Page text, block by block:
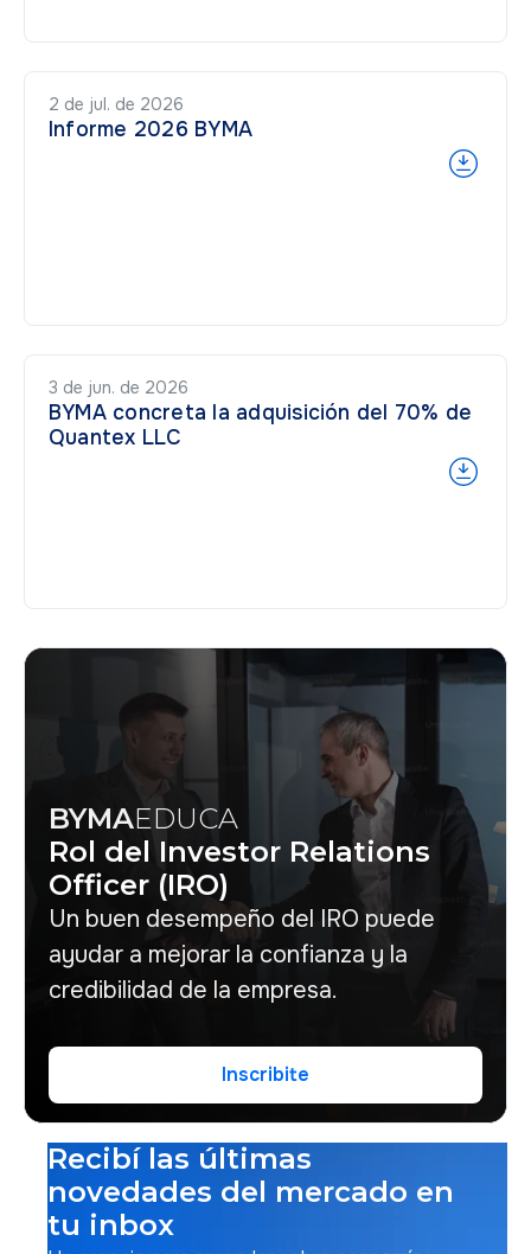
2 de jul. de 2026
Informe 2026 BYMA
3 de jun. de 2026
BYMA concreta la adquisición del 70% de
Quantex LLC
BYMAEDUCA
Rol del Investor Relations
Officer (IRO)
Un buen desempeño del IRO puede
ayudar a mejorar la confianza y la
credibilidad de la empresa.
Inscribite
Recibí las últimas
novedades del mercado en
tu inbox